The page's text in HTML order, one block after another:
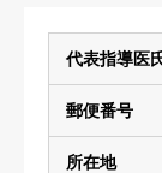
代表指導医
郵便番号
所在地